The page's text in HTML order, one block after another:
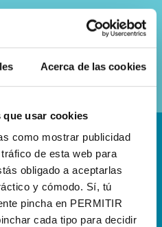
Acerca de las cookies
usar cookies
como mostrar publicidad
de esta web para
obligado a aceptarlas
y cómodo. Sí, tú
pincha en PERMITIR
cada tipo para decidir
política de